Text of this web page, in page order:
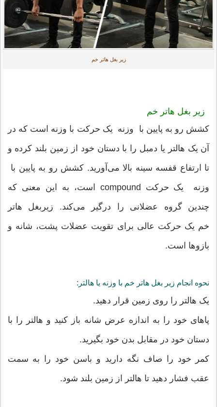
زیر بغل هاتر خم
زیر بغل هاتر خم
کشش رو به پایین با وزنه یک حرکت با وزنه است که در
آن یک هالتر یا دمبل را با دستان خود از زمین بلند کرده و
تا ارتفاع قفسه سینه بالا می‌آورید. کشش رو به پایین با
وزنه یک حرکت compound است، به این معنی که
چندین گروه عضلانی را درگیر می‌کند. زیربغل هاتر
خم یک حرکت عالی برای تقویت عضلات پشت، شانه و
بازوها است.
نحوه انجام زیر بغل هاتر خم با وزنه یا هالتر:
یک هالتر را روی زمین قرار دهید.
پاهای خود را به اندازه عرض شانه باز کنید و هالتر را با
دستان خود در مقابل بدن خود بگیرید.
کمر خود را صاف نگه دارید و باسن خود را به سمت
عقب فشار دهید تا هالتر از زمین بلند شود.